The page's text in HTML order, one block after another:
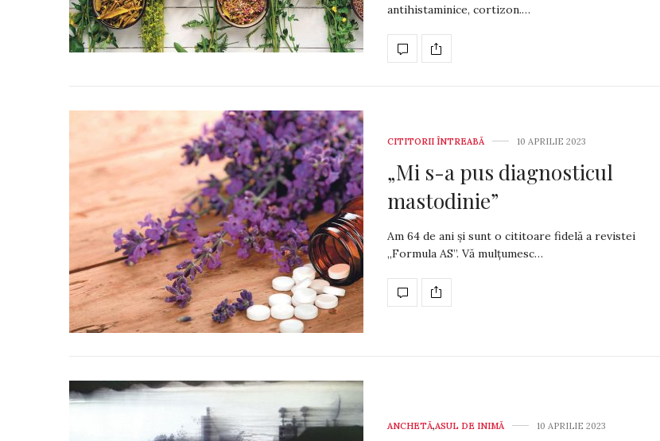
antihistaminice, cortizon.…
CITITORII ÎNTREABĂ 10 APRILIE 2023
„Mi s-a pus diagnosticul
mastodinie”
Am 64 de ani și sunt o cititoare fidelă a re­vistei
„Formula AS”. Vă mulțumesc…
ANCHETĂ,ASUL DE INIMĂ 10 APRILIE 2023